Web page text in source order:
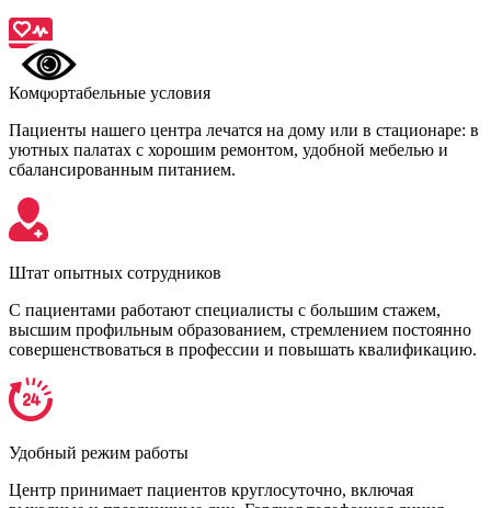
Комфортабельные условия
Пациенты нашего центра лечатся на дому или в стационаре: в
уютных палатах с хорошим ремонтом, удобной мебелью и
сбалансированным питанием.
Штат опытных сотрудников
С пациентами работают специалисты с большим стажем,
высшим профильным образованием, стремлением постоянно
совершенствоваться в профессии и повышать квалификацию.
Удобный режим работы
Центр принимает пациентов круглосуточно, включая